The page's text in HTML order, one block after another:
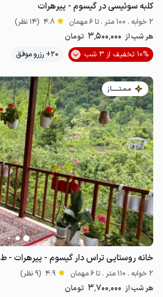
کلبه سوئیسی در گیسوم - پیرهرات
2 خوابه . 100 متر . تا 6 مهمان 4.8 (14 نظر)
هر شب از 3٬500٬000 تومان
10% تخفیف از 3 شب
20+ رزرو موفق
مـمـتــــــاز
خانه روستایی تراس دار گیسوم - پیرهرات - ط ۲
2 خوابه . 110 متر . تا 6 مهمان 4.9 (9 نظر)
هر شب از 3٬700٬000 تومان